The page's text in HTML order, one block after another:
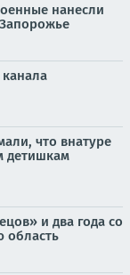
нанесли
что внатуре
детишкам
и два года со
область